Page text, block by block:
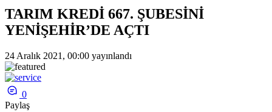
TARIM KREDİ 667. ŞUBESİNİ
YENİŞEHİR’DE AÇTI
24 Aralık 2021, 00:00 yayınlandı
0
Paylaş